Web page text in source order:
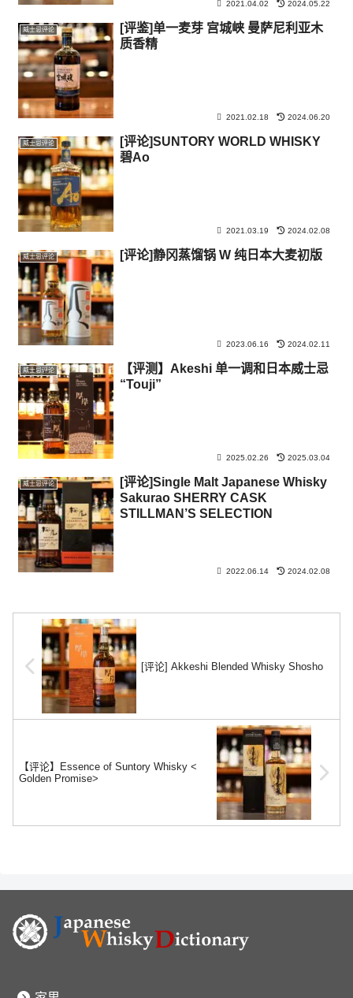
2021.04.02 2024.05.22
威士忌评论
[评鉴]单一麦芽 宫城峡 曼萨尼利亚木
质香精
2021.02.18 2024.06.20
威士忌评论
[评论]SUNTORY WORLD WHISKY
碧Ao
2021.03.19 2024.02.08
威士忌评论 [评论]静冈蒸馏锅 W 纯日本大麦初版
2023.06.16 2024.02.11
威士忌评论
【评测】Akeshi 单一调和日本威士忌
“Touji”
2025.02.26 2025.03.04
威士忌评论
[评论]Single Malt Japanese Whisky
Sakurao SHERRY CASK
STILLMAN’S SELECTION
2022.06.14 2024.02.08
[评论] Akkeshi Blended Whisky Shosho
【评论】Essence of Suntory Whisky <
Golden Promise>